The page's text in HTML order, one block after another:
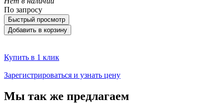
По запросу
Быстрый просмотр
Добавить в корзину
Купить в 1 клик
Зарегистрироваться и узнать цену
Мы так же предлагаем